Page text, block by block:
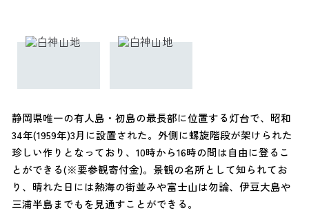
静岡県唯一の有人島・初島の最長部に位置する灯台で、昭和
34年(1959年)3月に設置された。外側に螺旋階段が架けられた
珍しい作りとなっており、10時から16時の間は自由に登るこ
とができる(※要参観寄付金)。景観の名所として知られてお
り、晴れた日には熱海の街並みや富士山は勿論、伊豆大島や
三浦半島までもを見通すことができる。